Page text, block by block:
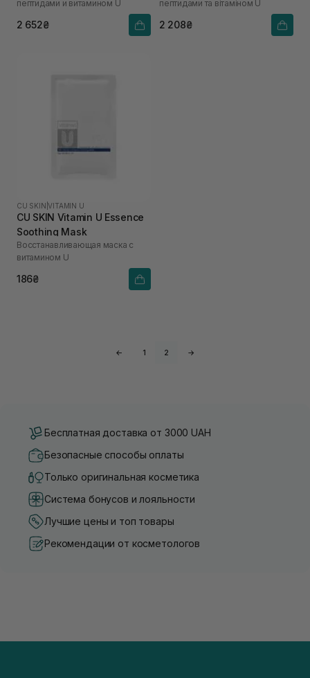
пептидами и витамином U
2 652₴
пептидами та вітаміном U
2 208₴
CU SKIN |VITAMIN U
CU SKIN Vitamin U Essence
Soothing Mask
Восстанавливающая маска с
витамином U
186₴
← 1 2 →
Бесплатная доставка от 3000 UAH
Безопасные способы оплаты
Только оригинальная косметика
Система бонусов и лояльности
Лучшие цены и топ товары
Рекомендации от косметологов